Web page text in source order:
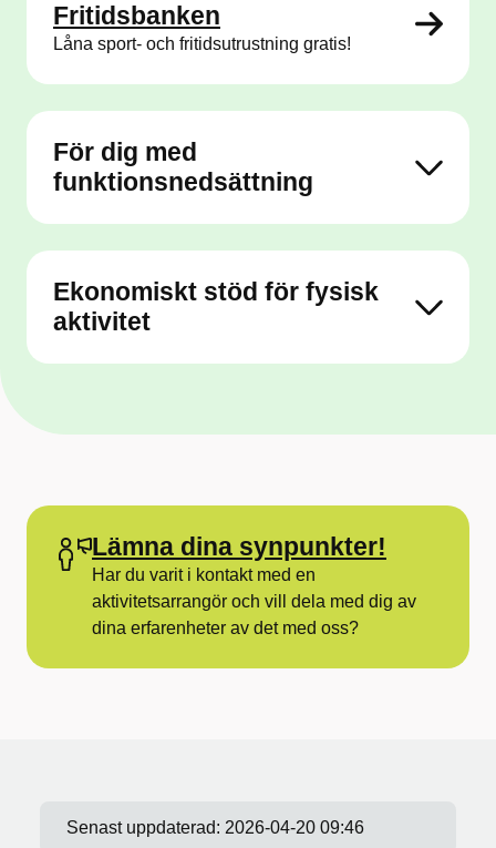
Fritidsbanken
Låna sport- och fritidsutrustning gratis!
För dig med
funktionsnedsättning
Ekonomiskt stöd för fysisk
aktivitet
Lämna dina synpunkter!
Har du varit i kontakt med en
aktivitetsarrangör och vill dela med dig av
dina erfarenheter av det med oss?
Senast uppdaterad: 2026-04-20 09:46